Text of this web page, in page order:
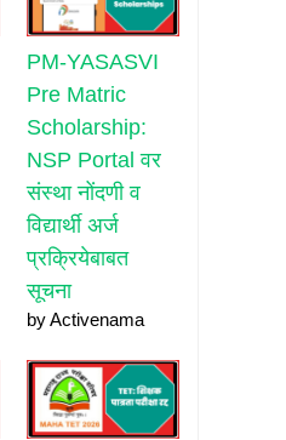
PM-YASASVI
Pre Matric
Scholarship:
NSP Portal वर
संस्था नोंदणी व
विद्यार्थी अर्ज
प्रक्रियेबाबत
सूचना
by Activenama